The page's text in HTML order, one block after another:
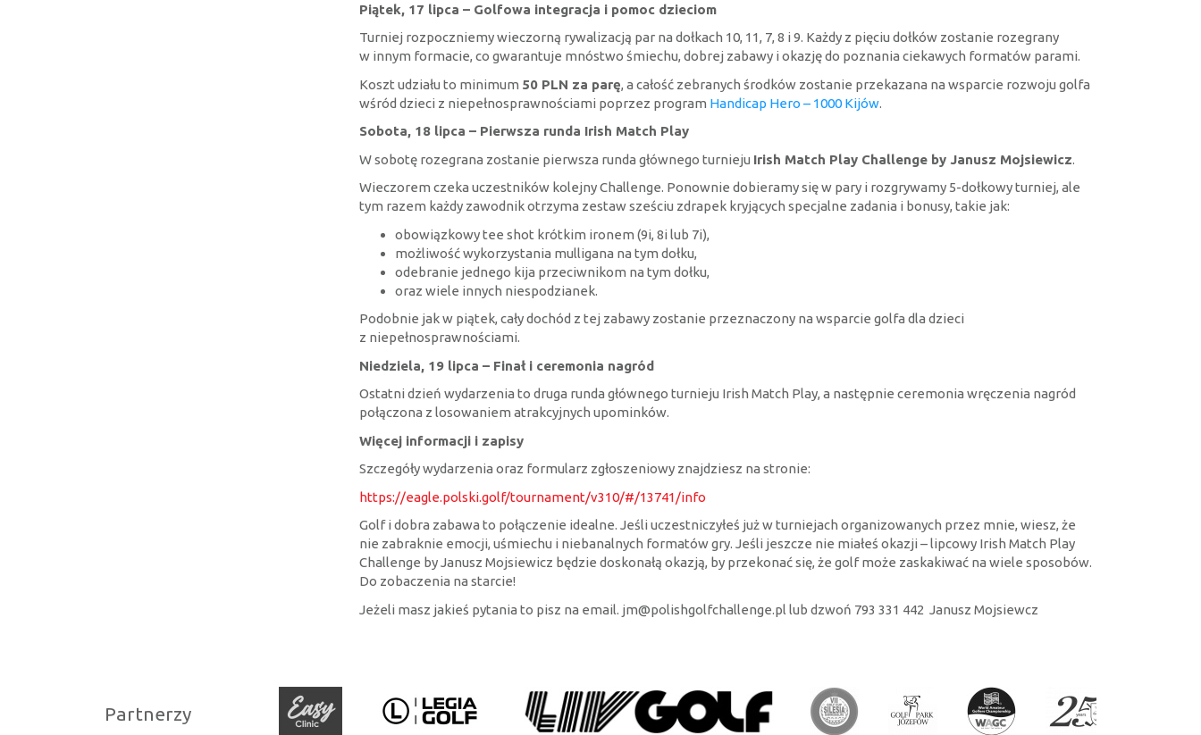
Piątek, 17 lipca – Golfowa integracja i pomoc dzieciom
Turniej rozpoczniemy wieczorną rywalizacją par na dołkach 10, 11, 7, 8 i 9. Każdy z pięciu dołków zostanie rozegrany
w innym formacie, co gwarantuje mnóstwo śmiechu, dobrej zabawy i okazję do poznania ciekawych formatów parami.
Koszt udziału to minimum 50 PLN za parę, a całość zebranych środków zostanie przekazana na wsparcie rozwoju golfa
wśród dzieci z niepełnosprawnościami poprzez program Handicap Hero – 1000 Kijów.
Sobota, 18 lipca – Pierwsza runda Irish Match Play
W sobotę rozegrana zostanie pierwsza runda głównego turnieju Irish Match Play Challenge by Janusz Mojsiewicz.
Wieczorem czeka uczestników kolejny Challenge. Ponownie dobieramy się w pary i rozgrywamy 5-dołkowy turniej, ale
tym razem każdy zawodnik otrzyma zestaw sześciu zdrapek kryjących specjalne zadania i bonusy, takie jak:
obowiązkowy tee shot krótkim ironem (9i, 8i lub 7i),
możliwość wykorzystania mulligana na tym dołku,
odebranie jednego kija przeciwnikom na tym dołku,
oraz wiele innych niespodzianek.
Podobnie jak w piątek, cały dochód z tej zabawy zostanie przeznaczony na wsparcie golfa dla dzieci
z niepełnosprawnościami.
Niedziela, 19 lipca – Finał i ceremonia nagród
Ostatni dzień wydarzenia to druga runda głównego turnieju Irish Match Play, a następnie ceremonia wręczenia nagród
połączona z losowaniem atrakcyjnych upominków.
Więcej informacji i zapisy
Szczegóły wydarzenia oraz formularz zgłoszeniowy znajdziesz na stronie:
https://eagle.polski.golf/tournament/v310/#/13741/info
Golf i dobra zabawa to połączenie idealne. Jeśli uczestniczyłeś już w turniejach organizowanych przez mnie, wiesz, że
nie zabraknie emocji, uśmiechu i niebanalnych formatów gry. Jeśli jeszcze nie miałeś okazji – lipcowy Irish Match Play
Challenge by Janusz Mojsiewicz będzie doskonałą okazją, by przekonać się, że golf może zaskakiwać na wiele sposobów.
Do zobaczenia na starcie!
Jeżeli masz jakieś pytania to pisz na email. jm@polishgolfchallenge.pl lub dzwoń 793 331 442 Janusz Mojsiewcz
Partnerzy